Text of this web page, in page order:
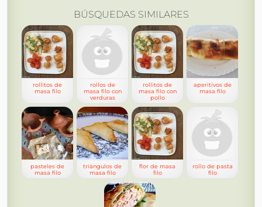
BÚSQUEDAS SIMILARES
rollitos de
masa filo
rollos de
masa filo con
verduras
rollitos de
masa filo con
pollo
aperitivos de
masa filo
pasteles de
masa filo
triángulos de
masa filo
flor de masa
filo
rollo de pasta
filo